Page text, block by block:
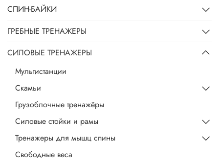
СПИН-БАЙКИ
ГРЕБНЫЕ ТРЕНАЖЕРЫ
СИЛОВЫЕ ТРЕНАЖЕРЫ
Мультистанции
Скамьи
Грузоблочные тренажёры
Силовые стойки и рамы
Тренажеры для мышц спины
Свободные веса